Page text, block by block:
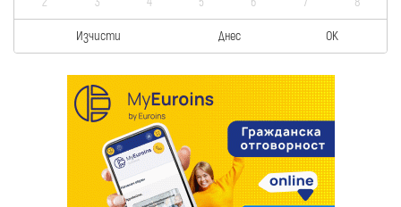
Изчисти Днес OK